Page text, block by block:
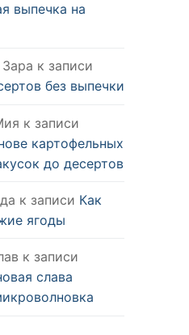
выпечка на
к записи
без выпечки
к записи
картофельных
до десертов
к записи Как
ягоды
к записи
слава